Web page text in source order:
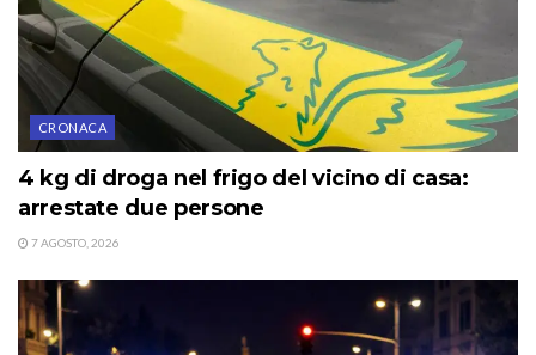
CRONACA
4 kg di droga nel frigo del vicino di casa:
arrestate due persone
7 AGOSTO, 2026